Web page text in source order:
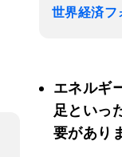
世界経済フ
エネルギ
足といっ
要があり